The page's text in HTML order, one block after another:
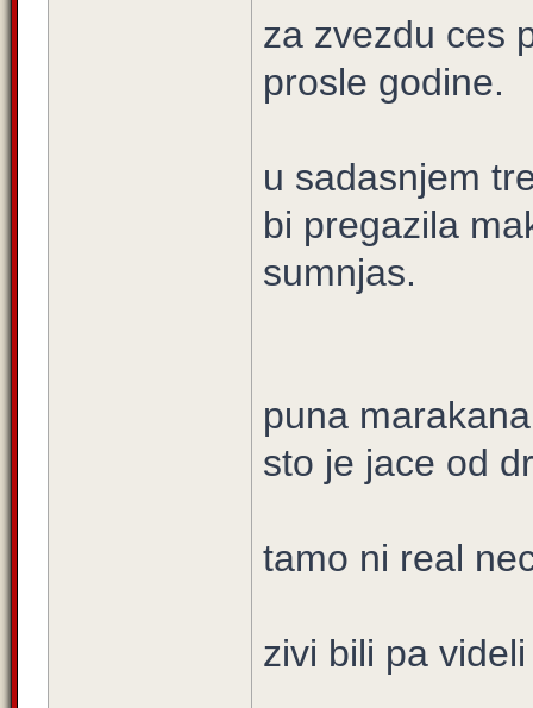
za zvezdu ces
prosle godine.
u sadasnjem
bi pregazila
sumnjas.
puna
sto je jace od
tamo ni real
zivi bili pa